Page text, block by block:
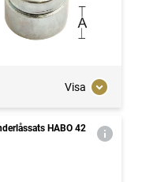
Visa
HABO 42